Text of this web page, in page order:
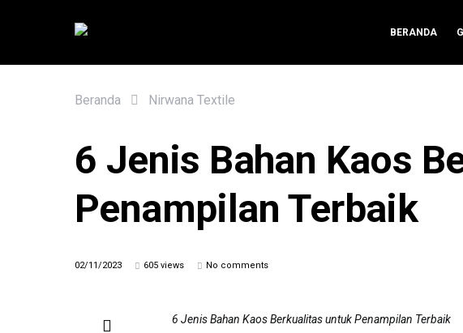
BERANDA
Beranda Nirwana Textile
6 Jenis Bahan Kaos
Penampilan Terbaik
02/11/2023 605 views No comments
6 Jenis Bahan Kaos Berkualitas untuk Penampilan Terbaik